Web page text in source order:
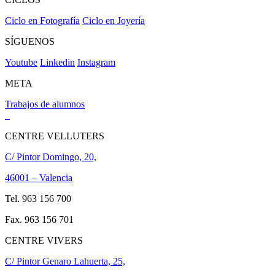
Ciclo en Fotografía Ciclo en Joyería
SÍGUENOS
Youtube Linkedin Instagram
META
Trabajos de alumnos
CENTRE VELLUTERS
C/ Pintor Domingo, 20,
46001 – Valencia
Tel. 963 156 700
Fax. 963 156 701
CENTRE VIVERS
C/ Pintor Genaro Lahuerta, 25,